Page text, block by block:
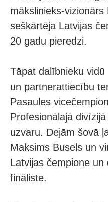
mākslinieks-
seškārtēja Latvijas
20 gadu pieredzi.
Tāpat dalībnieku
un partnerattiecību
Pasaules
Profesionālajā
uzvaru. Dejām šovā
Maksims Busels un
Latvijas čempione
fināliste.